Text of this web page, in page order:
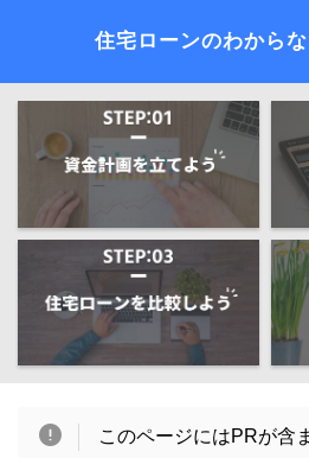
住宅ローンのわから
このページにはPRが含